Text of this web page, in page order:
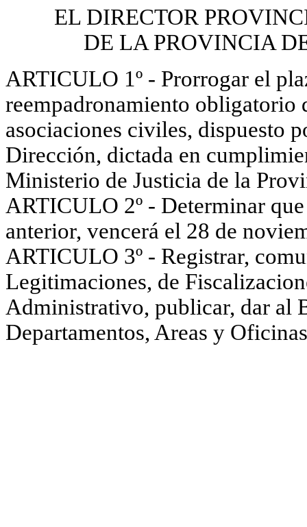
EL DIRECTOR
DE LA PROVINCIA
ARTICULO 1º - Prorrogar el
reempadronamiento obligatorio
asociaciones civiles, dispuesto
Dirección, dictada en
Ministerio de Justicia de la
ARTICULO 2º - Determinar
anterior, vencerá el 28 de
ARTICULO 3º - Registrar,
Legitimaciones, de
Administrativo, publicar, dar al
Departamentos, Areas y